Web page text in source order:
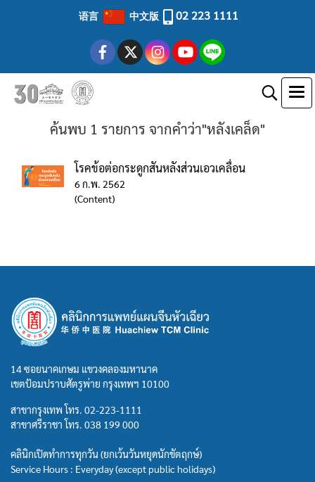
语言 中文版 02 223 1111
ค้นพบ 1 รายการ จากคำว่า"หลังเคล็ด"
โรคข้อต่อกระดูกสันหลังส่วนเอวเคลื่อน
6 ก.พ. 2562
(Content)
14 ซอยนาคเกษม แขวงคลองมหานาค
เขตป้อมปราบศัตรูพ่าย กรุงเทพฯ 10100
สาขากรุงเทพ โทร. 02-223-1111
สาขาศรีราชา โทร. 038 199 000
คลินิกเปิดทำการทุกวัน (ยกเว้นวันหยุดนักขัตฤกษ์)
Service Hours : Everyday (except public holidays)